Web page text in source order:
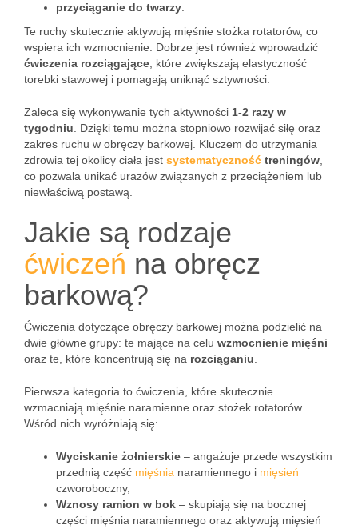
przyciąganie do twarzy
Te ruchy skutecznie aktywują mięśnie stożka rotatorów, co
wspiera ich wzmocnienie. Dobrze jest również wprowadzić
ćwiczenia rozciągające , które zwiększają elastyczność
torebki stawowej i pomagają uniknąć sztywności.
Zaleca się wykonywanie tych aktywności 1-2 razy w
tygodniu . Dzięki temu można stopniowo rozwijać siłę oraz
zakres ruchu w obręczy barkowej. Kluczem do utrzymania
zdrowia tej okolicy ciała jest systematyczność treningów
co pozwala unikać urazów związanych z przeciążeniem lub
niewłaściwą postawą.
Jakie są rodzaje
ćwiczeń na obręcz
barkową?
Ćwiczenia dotyczące obręczy barkowej można podzielić na
dwie główne grupy: te mające na celu wzmocnienie mięśni
oraz te, które koncentrują się na rozciąganiu
Pierwsza kategoria to ćwiczenia, które skutecznie
wzmacniają mięśnie naramienne oraz stożek rotatorów.
Wśród nich wyróżniają się:
Wyciskanie żołnierskie – angażuje przede wszystkim
przednią część mięśnia naramiennego i mięsień
czworoboczny,
Wznosy ramion w bok – skupiają się na bocznej
części mięśnia naramiennego oraz aktywują mięsień